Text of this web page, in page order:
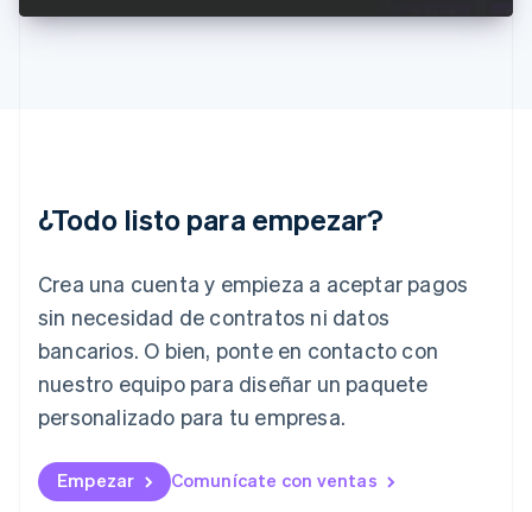
¿Todo listo para empezar?
Crea una cuenta y empieza a aceptar pagos
sin necesidad de contratos ni datos
bancarios. O bien, ponte en contacto con
nuestro equipo para diseñar un paquete
personalizado para tu empresa.
Empezar Comunícate con ventas
India
Letonia
English
Deutsch English
Lituania
English
Luxemburgo
FrançaisDeutsch English
English 简体中文
English
México